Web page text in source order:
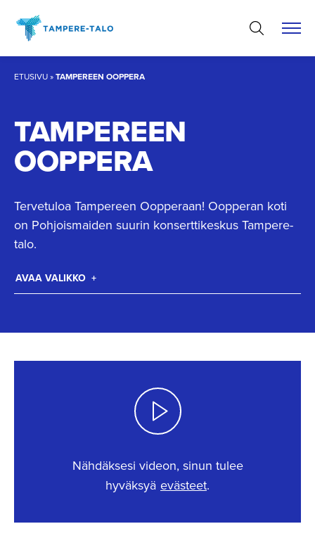
sisältöön
ETUSIVU»TAMPEREEN OOPPERA
TAMPEREEN
OOPPERA
Tervetuloa Tampereen Oopperaan! Oopperan koti
on Pohjoismaiden suurin konserttikeskus Tampere-
talo.
AVAA VALIKKO
Nähdäksesi videon, sinun tulee
hyväksyä evästeet.